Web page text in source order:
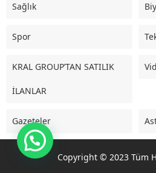
için
ilçe başkanımız Ömer Emre